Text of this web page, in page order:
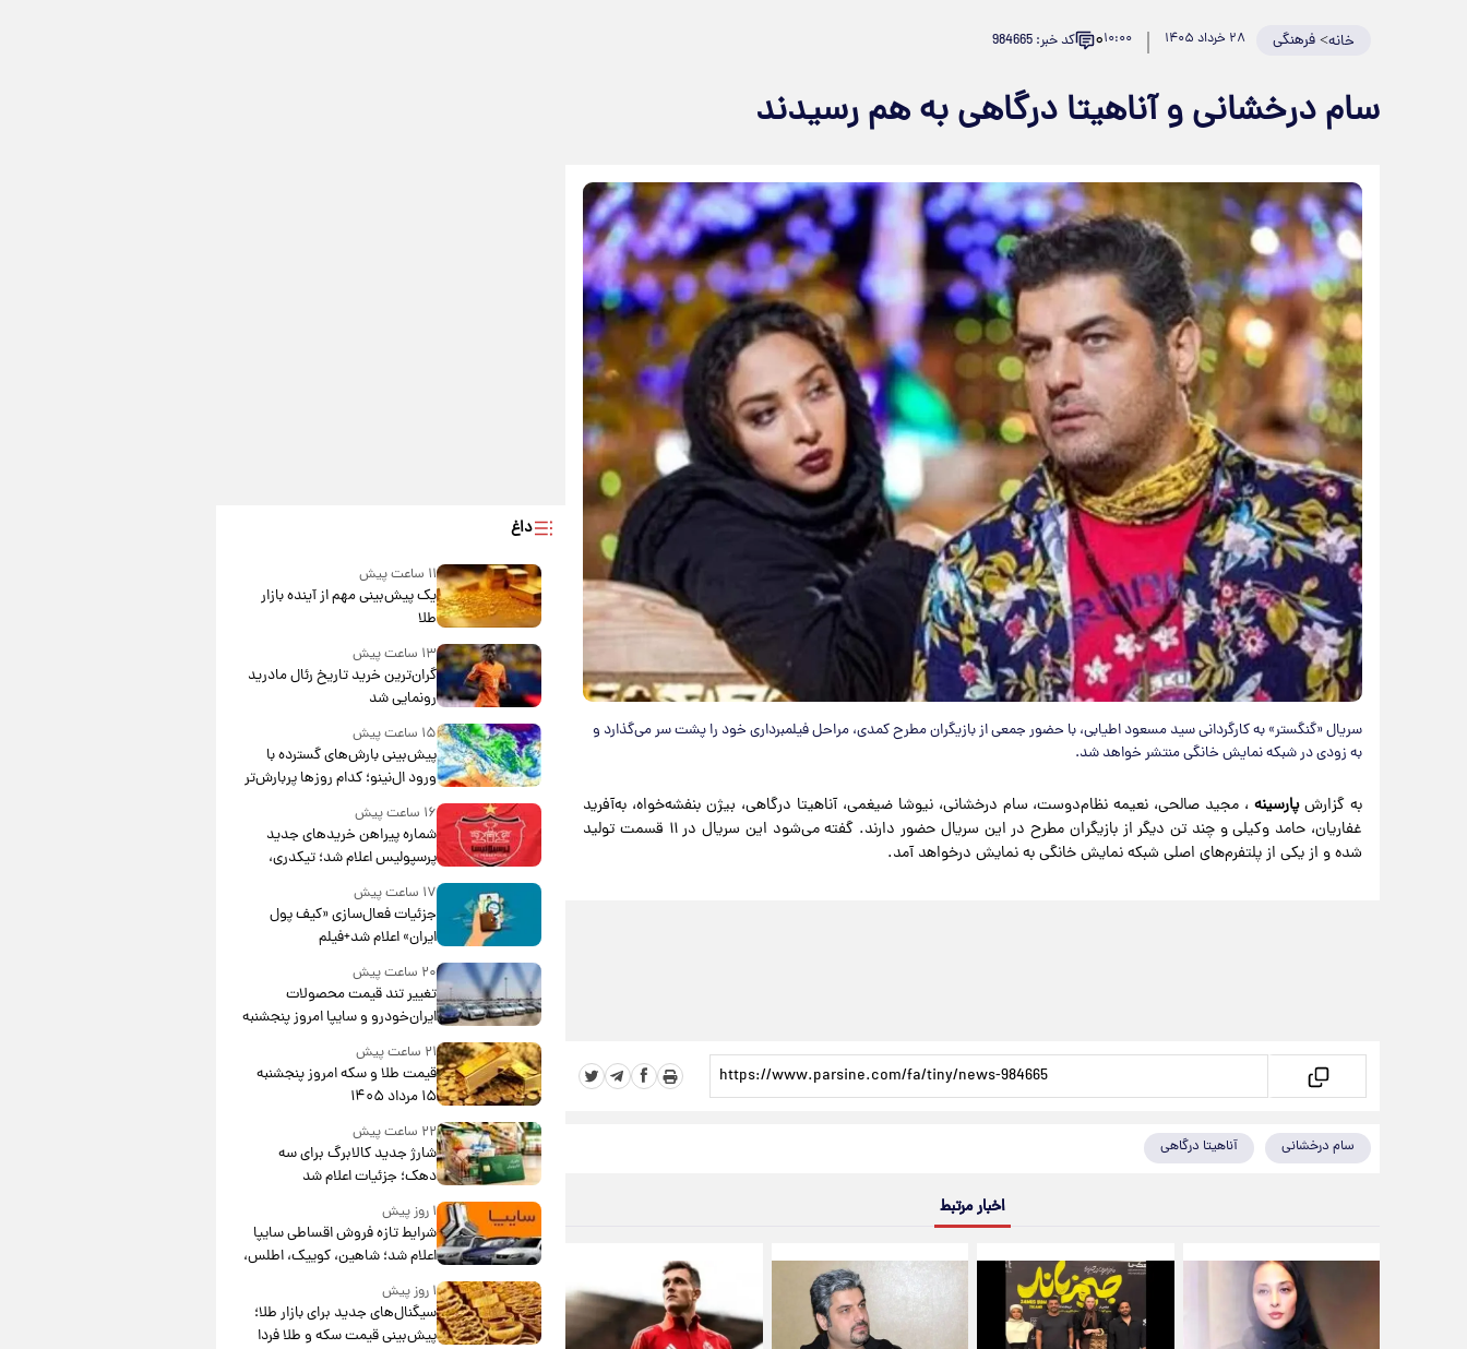
خانه>فرهنگی ۲۸ خرداد ۱۴۰۵ ۱۰:۰۰۰ کد خبر: 984665
سام درخشانی و آناهیتا درگاهی به هم رسیدند
سریال «گنگستر» به کارگردانی سید مسعود اطیابی، با حضور جمعی از بازیگران مطرح کمدی، مراحل فیلمبرداری خود را پشت سر می‌گذارد و
به زودی در شبکه نمایش خانگی منتشر خواهد شد.
به گزارشپارسینه، مجید صالحی، نعیمه نظام‌دوست، سام درخشانی، نیوشا ضیغمی، آناهیتا درگاهی، بیژن بنفشه‌خواه، به‌آفرید
غفاریان، حامد وکیلی و چند تن دیگر از بازیگران مطرح در این سریال حضور دارند. گفته می‌شود این سریال در ۱۱ قسمت تولید
شده و از یکی از پلتفرم‌های اصلی شبکه نمایش خانگی به نمایش درخواهد آمد.
سام درخشانی آناهیتا درگاهی
اخبار مرتبط
داغ
۱۱ ساعت پیش
یک پیش‌بینی مهم از آینده بازار
طلا
۱۳ ساعت پیش
گران‌ترین خرید تاریخ رئال مادرید
رونمایی شد
۱۵ ساعت پیش
پیش‌بینی بارش‌های گسترده با
ورود ال‌نینو؛ کدام روزها پربارش‌تر
خواهند بود؟
۱۶ ساعت پیش
شماره پیراهن خریدهای جدید
پرسپولیس اعلام شد؛ تیکدری،
محبی و سرگیف با اعداد ویژه
۱۷ ساعت پیش
جزئیات فعال‌سازی «کیف پول
ایران» اعلام شد+فیلم
۲۰ ساعت پیش
تغییر تند قیمت محصولات
ایران‌خودرو و سایپا امروز پنجشنبه
۱۵ مرداد ۱۴۰۵ +جدول
۲۱ ساعت پیش
قیمت طلا و سکه امروز پنجشنبه
۱۵ مرداد ۱۴۰۵
۲۲ ساعت پیش
شارژ جدید کالابرگ برای سه
دهک؛ جزئیات اعلام شد
۱ روز پیش
شرایط تازه فروش اقساطی سایپا
اعلام شد؛ شاهین، کوییک، اطلس،
سهند و ساینا با اقساط بلندمدت +
جدول۱ روز پیش
سیگنال‌های جدید برای بازار طلا؛
پیش‌بینی قیمت سکه و طلا فردا